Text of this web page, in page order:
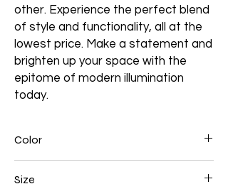
other. Experience the perfect blend
of style and functionality, all at the
lowest price. Make a statement and
brighten up your space with the
epitome of modern illumination
today.
Color
Size